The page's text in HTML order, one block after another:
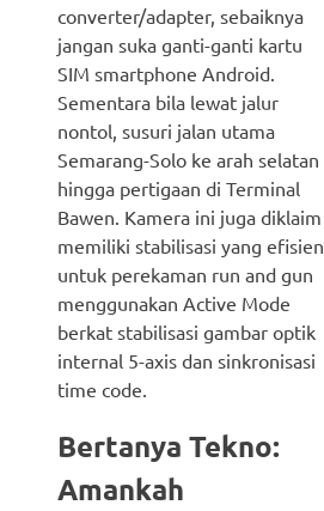
converter/adapter, sebaiknya
jangan suka ganti-ganti kartu
SIM smartphone Android.
Sementara bila lewat jalur
nontol, susuri jalan utama
Semarang-Solo ke arah selatan
hingga pertigaan di Terminal
Bawen. Kamera ini juga diklaim
memiliki stabilisasi yang efisien
untuk perekaman run and gun
menggunakan Active Mode
berkat stabilisasi gambar optik
internal 5-axis dan sinkronisasi
time code.
Bertanya Tekno:
Amankah